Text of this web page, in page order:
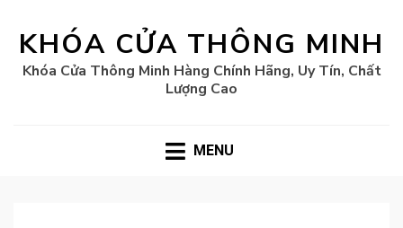
KHÓA CỬA THÔNG MINH
Khóa Cửa Thông Minh Hàng Chính Hãng, Uy Tín, Chất
Lượng Cao
MENU